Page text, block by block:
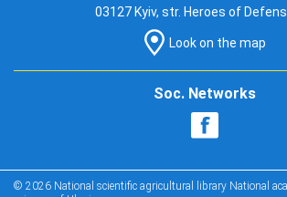
03127 Kyiv, str. Heroes of
Look on the map
Soc. Networks
© 2026 National scientific agricultural library National